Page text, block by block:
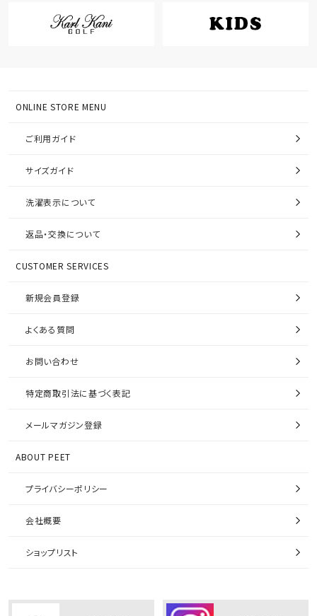
ONLINE STORE MENU
ご利用ガイド
サイズガイド
洗濯表示について
返品・交換について
CUSTOMER SERVICES
新規会員登録
よくある質問
お問い合わせ
特定商取引法に基づく表記
メールマガジン登録
ABOUT PEET
プライバシーポリシー
会社概要
ショップリスト